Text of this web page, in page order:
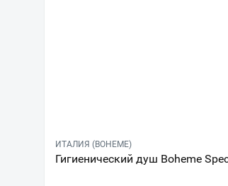
ИТАЛИЯ (BOHEME)
Гигиенический душ Boheme